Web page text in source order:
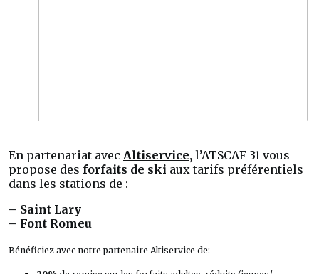
En partenariat avec Altiservice, l’ATSCAF 31 vous
propose des forfaits de ski aux tarifs préférentiels
dans les stations de :
– Saint Lary
– Font Romeu
Bénéficiez avec notre partenaire Altiservice de: